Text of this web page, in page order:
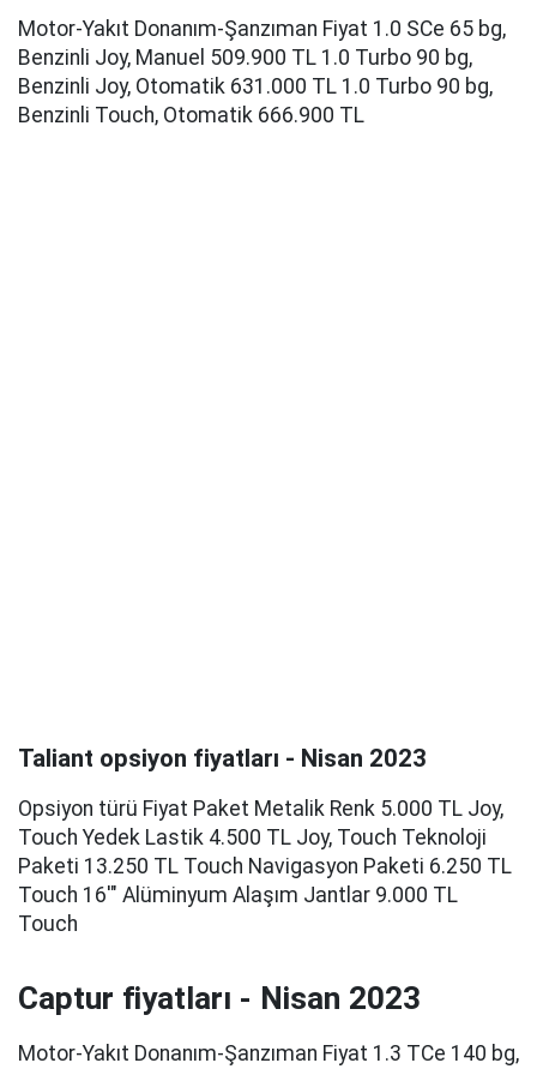
Motor-Yakıt Donanım-Şanzıman Fiyat 1.0 SCe 65 bg,
Benzinli Joy, Manuel 509.900 TL 1.0 Turbo 90 bg,
Benzinli Joy, Otomatik 631.000 TL 1.0 Turbo 90 bg,
Benzinli Touch, Otomatik 666.900 TL
Taliant opsiyon fiyatları - Nisan 2023
Opsiyon türü Fiyat Paket Metalik Renk 5.000 TL Joy,
Touch Yedek Lastik 4.500 TL Joy, Touch Teknoloji
Paketi 13.250 TL Touch Navigasyon Paketi 6.250 TL
Touch 16'" Alüminyum Alaşım Jantlar 9.000 TL
Touch
Captur fiyatları - Nisan 2023
Motor-Yakıt Donanım-Şanzıman Fiyat 1.3 TCe 140 bg,